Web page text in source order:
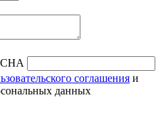
соглашения и
данных